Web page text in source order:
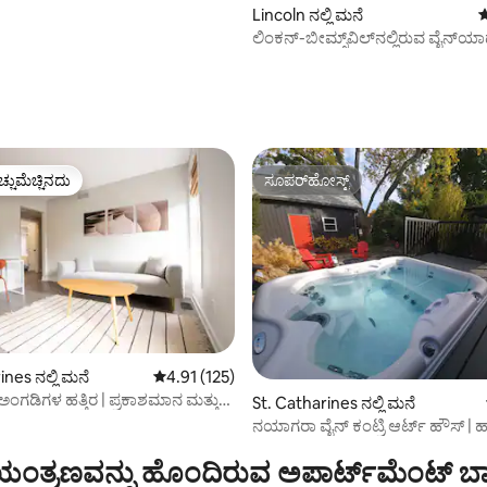
Lincoln ನಲ್ಲಿ ಮನೆ
ಲಿಂಕನ್-ಬೀಮ್ಸ್‌ವಿಲ್‌ನಲ್ಲಿರುವ
109 ವಿಮರ್ಶೆಗಳು
ನಲ್ಲಿ ಮನೆ 5 ರಲ್ಲಿ 4.91 ಸರಾಸರಿ ರೇಟಿಂಗ್, 125 ವಿಮರ್ಶೆಗಳು
4.91 (125)
ಹತ್ತಿರ | ಪ್ರಕಾಶಮಾನ ಮತ್ತು
ಸೂಪರ್‌ಹೋಸ್ಟ್
ಸೂಪರ್‌ಹೋಸ್ಟ್
St. Catharines ನಲ್ಲಿ ಮನೆ
ನಯಾಗರಾ ವೈನ್ ಕಂಟ್ರಿ ಆರ್ಟ್ ಹೌಸ್ |
ಹೊಂದಿರುವ ಅಪಾರ್ಟ್‌ಮೆಂಟ್‌